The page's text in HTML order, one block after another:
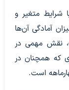
متغیر و
آمادگی آن‌ها
نقش مهمی در
که همچنان در
است.